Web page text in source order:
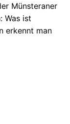
Münsteraner
Was ist
erkennt man